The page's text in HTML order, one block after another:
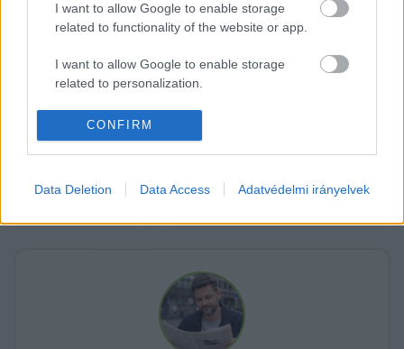
I want to allow Google to enable storage
related to functionality of the website or app.
I want to allow Google to enable storage
related to personalization.
I want to allow Google to enable storage
related to security, including authentication
functionality and fraud prevention, and other
CONFIRM
Data Deletion Data Access Adatvédelmi irányelvek
illetve házelnökök laktak itt. 2024. augusztusig az
Forrás: mfor.hu
ECSUP SHORTS